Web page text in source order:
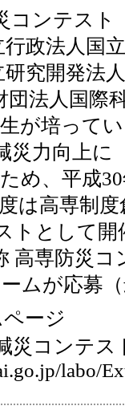
コンテスト
政法人国
法人防
国際科
が培ってい
災力向上に
平成30
専制度創
トとして開
防災コ
ムが応募（
ージ
災コンテ
labo/